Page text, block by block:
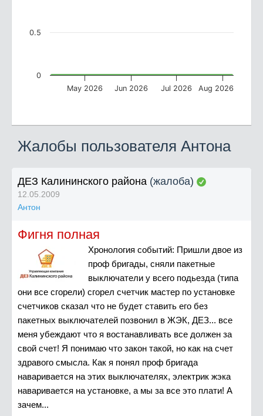
May 2026 Jun 2026 Jul 2026 Aug 2026
0
0.5
Жалобы пользователя Антона
ДЕЗ Калининского района (жалоба)
12.05.2009
Антон
Фигня полная
Хронология событий: Пришли двое из
проф бригады, сняли пакетные
выключатели у всего подьезда (типа
они все сгорели) сгорел счетчик мастер по установке
счетчиков сказал что не будет ставить его без
пакетных выключателей позвонил в ЖЭК, ДЕЗ... все
меня убеждают что я востанавливать все должен за
свой счет! Я понимаю что закон такой, но как на счет
здравого смысла. Как я понял проф бригада
наваривается на этих выключателях, электрик жэка
наваривается на установке, а мы за все это плати! А
зачем...